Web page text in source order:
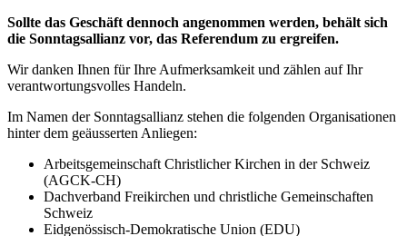
Sollte das Geschäft dennoch angenommen werden, behält sich
die Sonntagsallianz vor, das Referendum zu ergreifen.
Wir danken Ihnen für Ihre Aufmerksamkeit und zählen auf Ihr
verantwortungsvolles Handeln.
Im Namen der Sonntagsallianz stehen die folgenden Organisationen
hinter dem geäusserten Anliegen:
Arbeitsgemeinschaft Christlicher Kirchen in der Schweiz
(AGCK-CH)
Dachverband Freikirchen und christliche Gemeinschaften
Schweiz
Eidgenössisch-Demokratische Union (EDU)